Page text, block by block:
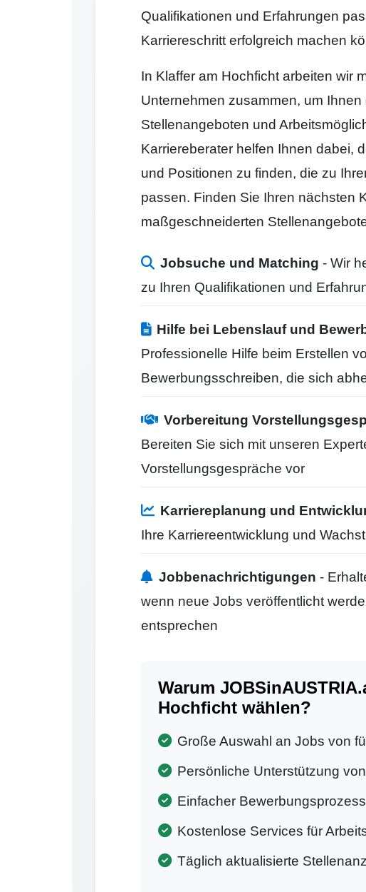
Qualifikationen und Erfahrungen
Karriereschritt erfolgreich machen
In Klaffer am Hochficht arbeiten wir
Unternehmen zusammen, um
Stellenangeboten und
Karriereberater helfen Ihnen dabei,
und Positionen zu finden, die zu
passen. Finden Sie Ihren nächsten
maßgeschneiderten
Jobsuche und Matching - Wir
zu Ihren Qualifikationen und
Hilfe bei Lebenslauf und
Professionelle Hilfe beim Erstellen
Bewerbungsschreiben, die sich
Vorbereitung
Bereiten Sie sich mit unseren
Vorstellungsgespräche vor
Karriereplanung und
Ihre Karriereentwicklung und
Jobbenachrichtigungen -
wenn neue Jobs veröffentlicht
entsprechen
Warum
Hochficht wählen?
Große Auswahl an Jobs von
Persönliche Unterstützung
Einfacher Bewerbungsprozess
Kostenlose Services für
Täglich aktualisierte